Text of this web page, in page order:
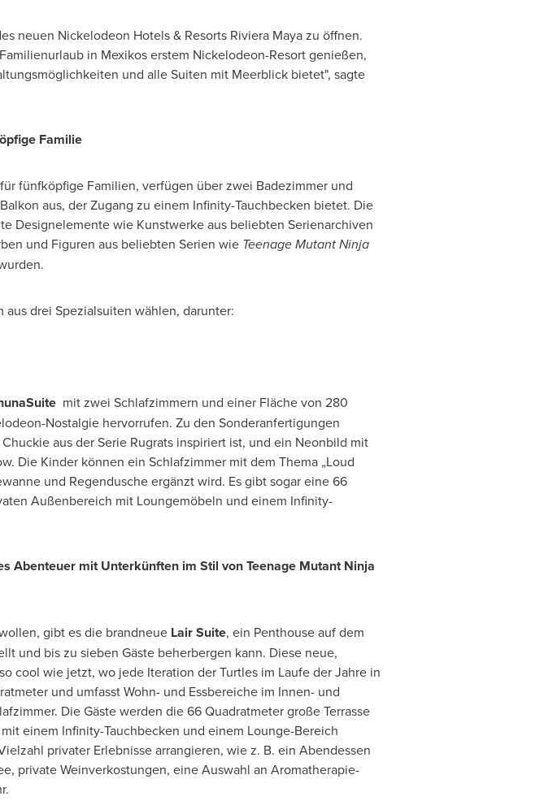
neuen Nickelodeon Hotels & Resorts Riviera Maya zu öffnen.
in Mexikos erstem Nickelodeon-Resort genießen,
und alle Suiten mit Meerblick bietet", sagte
Familie
fünfköpfige Familien, verfügen über zwei Badezimmer und
aus, der Zugang zu einem Infinity-Tauchbecken bietet. Die
Designelemente wie Kunstwerke aus beliebten Serienarchiven
und Figuren aus beliebten Serien wie Teenage Mutant Ninja
drei Spezialsuiten wählen, darunter:
mit zwei Schlafzimmern und einer Fläche von 280
Nostalgie hervorrufen. Zu den Sonderanfertigungen
aus der Serie Rugrats inspiriert ist, und ein Neonbild mit
. Die Kinder können ein Schlafzimmer mit dem Thema „Loud
und Regendusche ergänzt wird. Es gibt sogar eine 66
Außenbereich mit Loungemöbeln und einem Infinity-
Abenteuer mit Unterkünften im Stil von Teenage Mutant Ninja
gibt es die brandneue Lair Suite, ein Penthouse auf dem
und bis zu sieben Gäste beherbergen kann. Diese neue,
cool wie jetzt, wo jede Iteration der Turtles im Laufe der Jahre in
und umfasst Wohn- und Essbereiche im Innen- und
Die Gäste werden die 66 Quadratmeter große Terrasse
einem Infinity-Tauchbecken und einem Lounge-Bereich
privater Erlebnisse arrangieren, wie z. B. ein Abendessen
private Weinverkostungen, eine Auswahl an Aromatherapie-